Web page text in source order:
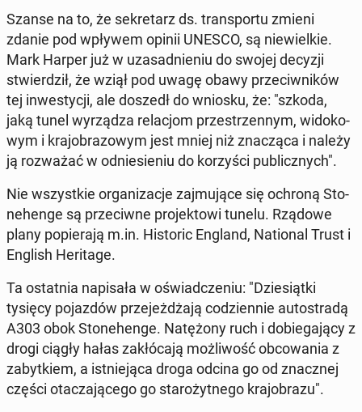
Szanse na to, że se­kre­tarz ds. trans­por­tu zmieni
zdanie pod wpływem opinii UNESCO, są nie­wiel­kie.
Mark Harper już w uza­sad­nie­niu do swojej decyzji
stwier­dził, że wziął pod uwagę obawy prze­ciw­ni­ków
tej in­we­sty­cji, ale doszedł do wniosku, że: "szkoda,
jaką tunel wy­rzą­dza re­la­cjom prze­strzen­nym, wi­do­ko­
wym i kra­jo­bra­zo­wym jest mniej niż zna­czą­ca i należy
ją roz­wa­żać w od­nie­sie­niu do ko­rzy­ści pu­blicz­nych".
Nie wszyst­kie or­ga­ni­za­cje zaj­mu­ją­ce się ochroną Sto­
ne­hen­ge są prze­ciw­ne pro­jek­to­wi tunelu. Rządowe
plany po­pie­ra­ją m.in. Hi­sto­ric England, Na­tio­nal Trust i
English He­ri­ta­ge.
Ta ostat­nia na­pi­sa­ła w oświad­cze­niu: "Dzie­siąt­ki
tysięcy po­jaz­dów prze­jeż­dża­ją co­dzien­nie au­to­stra­dą
A303 obok Sto­ne­hen­ge. Na­tę­żo­ny ruch i do­bie­ga­ją­cy z
drogi ciągły hałas za­kłó­ca­ją moż­li­wość ob­co­wa­nia z
za­byt­kiem, a ist­nie­ją­ca droga odcina go od znacz­nej
części ota­cza­ją­ce­go go sta­ro­żyt­ne­go kra­jo­bra­zu".